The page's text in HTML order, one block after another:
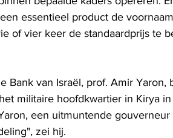
essentieel product de
of vier keer de standaardprijs te
Bank van Israël, prof. Amir
militaire hoofdkwartier in Kirya
een uitmuntende
zei hij.